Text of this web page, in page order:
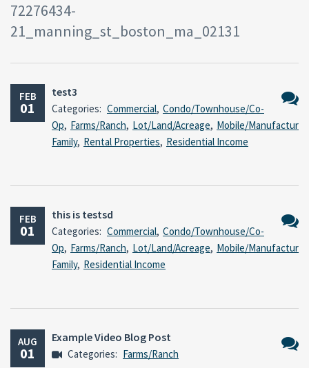
72276434-
21_manning_st_boston_ma_02131
FEB
01
test3
Categories: Commercial, Condo/Townhouse/Co-
Op, Farms/Ranch, Lot/Land/Acreage, Mobile/Manufactured
Family, Rental Properties, Residential Income
FEB
01
this is testsd
Categories: Commercial, Condo/Townhouse/Co-
Op, Farms/Ranch, Lot/Land/Acreage, Mobile/Manufactured
Family, Residential Income
AUG
01
Example Video Blog Post
Categories: Farms/Ranch